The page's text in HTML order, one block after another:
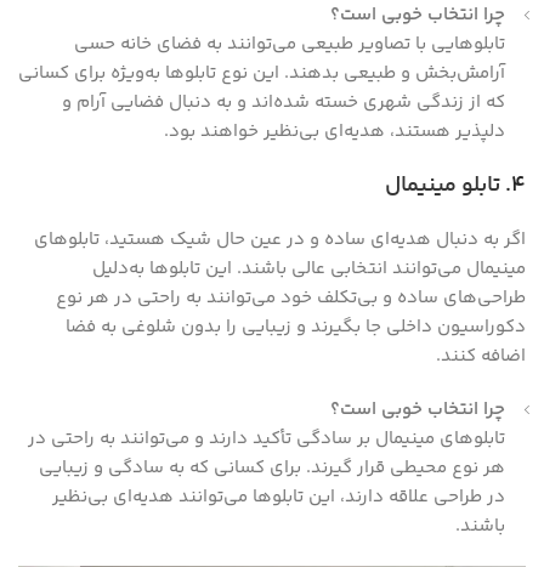
چرا انتخاب خوبی است؟
تابلوهایی با تصاویر طبیعی می‌توانند به فضای خانه حسی
آرامش‌بخش و طبیعی بدهند. این نوع تابلوها به‌ویژه برای کسانی
که از زندگی شهری خسته شده‌اند و به دنبال فضایی آرام و
دلپذیر هستند، هدیه‌ای بی‌نظیر خواهند بود.
4. تابلو مینیمال
اگر به دنبال هدیه‌ای ساده و در عین حال شیک هستید، تابلوهای
مینیمال می‌توانند انتخابی عالی باشند. این تابلوها به‌دلیل
طراحی‌های ساده و بی‌تکلف خود می‌توانند به راحتی در هر نوع
دکوراسیون داخلی جا بگیرند و زیبایی را بدون شلوغی به فضا
اضافه کنند.
چرا انتخاب خوبی است؟
تابلوهای مینیمال بر سادگی تأکید دارند و می‌توانند به راحتی در
هر نوع محیطی قرار گیرند. برای کسانی که به سادگی و زیبایی
در طراحی علاقه دارند، این تابلوها می‌توانند هدیه‌ای بی‌نظیر
باشند.